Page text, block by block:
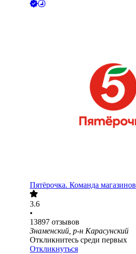
Пятёрочка. Команда магазинов
3.6
•
13897 отзывов
Знаменский, р-н Карасунский
Откликнитесь среди первых
Откликнуться